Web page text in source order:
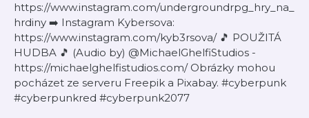
https://www.instagram.com/undergroundrpg_hry_na_
hrdiny ➡️ Instagram Kybersova:
https://www.instagram.com/kyb3rsova/ 🎵 POUŽITÁ
HUDBA 🎵 (Audio by) @MichaelGhelfiStudios -
https://michaelghelfistudios.com/ Obrázky mohou
pocházet ze serveru Freepik a Pixabay. #cyberpunk
#cyberpunkred #cyberpunk2077